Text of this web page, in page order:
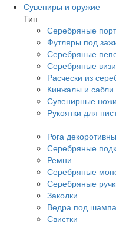
Сувениры и оружие
Тип
Серебряные
Футляры под
Серебряные
Серебряные
Расчески из
Кинжалы и сабли
Сувенирные ножи
Рукоятки для
Рога
Серебряные
Ремни
Серебряные
Серебряные
Заколки
Ведра под
Свистки